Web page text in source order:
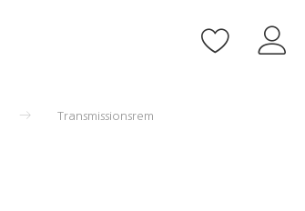
Transmissionsrem